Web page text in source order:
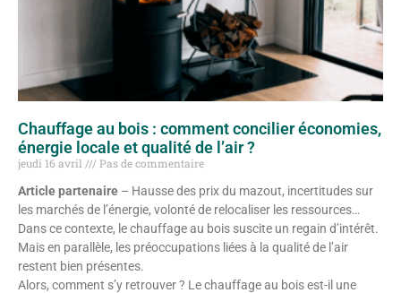
Chauffage au bois : comment concilier économies,
énergie locale et qualité de l’air ?
jeudi 16 avril
Pas de commentaire
Article partenaire – Hausse des prix du mazout, incertitudes sur
les marchés de l’énergie, volonté de relocaliser les ressources…
Dans ce contexte, le chauffage au bois suscite un regain d’intérêt.
Mais en parallèle, les préoccupations liées à la qualité de l’air
restent bien présentes.
Alors, comment s’y retrouver ? Le chauffage au bois est-il une